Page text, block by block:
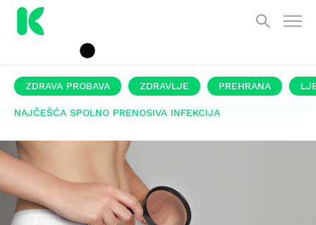
ZDRAVA PROBAVA ZDRAVLJE PREHRANA
NAJČEŠĆA SPOLNO PRENOSIVA INFEKCIJA